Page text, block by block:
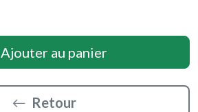
Ajouter au panier
Retour